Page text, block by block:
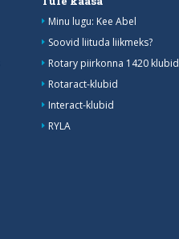
Minu lugu: Kee Abel
Soovid liituda liikmeks?
Rotary piirkonna 1420 klubid
Rotaract-klubid
Interact-klubid
RYLA